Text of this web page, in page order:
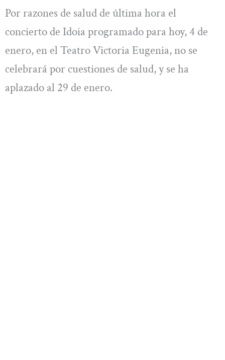
Por razones de salud de última hora el
concierto de Idoia programado para hoy, 4 de
enero, en el Teatro Victoria Eugenia, no se
celebrará por cuestiones de salud, y se ha
aplazado al 29 de enero.